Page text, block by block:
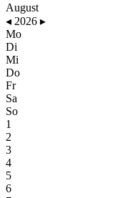
August
◂ 2026 ▸
Mo
Di
Mi
Do
Fr
Sa
So
1
2
3
4
5
6